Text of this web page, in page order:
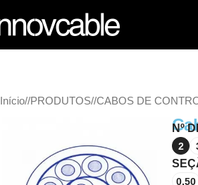
Início/ PRODUTOS/ CABOS DE
Nº
2
0,50